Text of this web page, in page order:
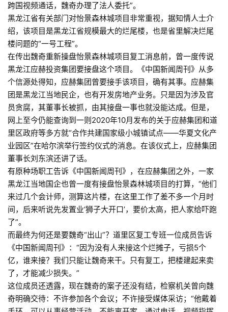
跨国视频通话，魏奇办理了法人委托”。
黑龙江省有关部门对怡景森林城项目非常重视，据知情人士介
绍，该项目是黑龙江省规模最大的烂尾楼，也是省里解决烂尾
楼问题的“一号工程”。
在传出魏奇重新操盘怡景森林城项目复工消息前，曾一度传说
黑龙江应赫投资集团要接盘这个项目。《中国新闻周刊》从多
个信源处得知，应赫集团曾要接手该项目，确有其事。应赫集
团是黑龙江当地民企，也有开发房地产业务。只是因为涉及官
员贪腐，其董事长被抓，由其接盘一事也就没能达成。但是，
网上至今仍能查询到一则2020年10月发布的关于应赫集团和道
里区政府等多方就“合作共建国家级小城镇试点——华夏文化产
业园区”在哈尔滨举行签约仪式的消息。在该仪式上，应赫集团
董事长刘东滨还讲了话。
有原种场职工告诉《中国新闻周刊》，在应赫集团之外，一家
黑龙江当地国企也曾一度有接盘怡景森林城项目的打算，“他们
来过几个会计师，测算这片楼，在这里工作了差不多一个月时
间，后来听说先发置业‘狮子大开口’，要价太高，把人家给吓跑
了”。
而最终为何还是要魏奇“出山”？道里区复工专班一位成员告诉
《中国新闻周刊》：“因为没有人来接这个烂摊子，亏损5个
亿，谁来接？我们只能让魏奇来干。只有复工，把楼建起来卖
了，才能减少损失。”
这位成员还透露，现在魏奇的案子还没有结，检察机关曾向魏
奇明确交待：不许参加各个会议；不许接受媒体采访；“他戴着